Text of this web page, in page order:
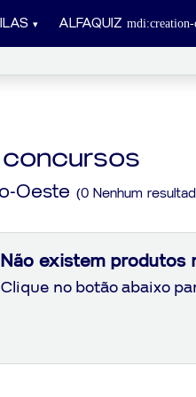
ALFAQUIZ
Oeste (0 Nenhum
Não existem produtos
Clique no botão abaixo